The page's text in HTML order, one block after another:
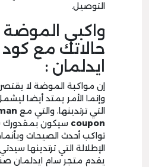
التوصيل.
واكبي
حالاتك مع
ايدلمان :
إن مواكبة الموضة لا
وإنما الأمر يمتد أيضا
التي ترتدينها، والتي مع
coupon سيكون بمقدورك
تواكب أحدث الصيحات
الإطلالة التي ترتدينها
يقدم متجر سام ايدلمان